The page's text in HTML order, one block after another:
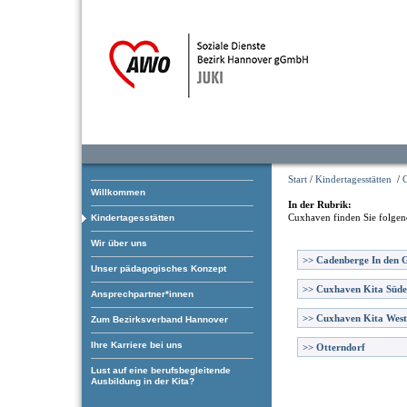
Willkommen
Kindertagesstätten
Wir über uns
Unser pädagogisches Konzept
Ansprechpartner*innen
Zum Bezirksverband Hannover
Ihre Karriere bei uns
Lust auf eine berufsbegleitende
Ausbildung in der Kita?
Start / Kindertagesstätten /
In der Rubrik:
Cuxhaven finden Sie
>> Cadenberge In den
>> Cuxhaven Kita
>> Cuxhaven Kita
>> Otterndorf